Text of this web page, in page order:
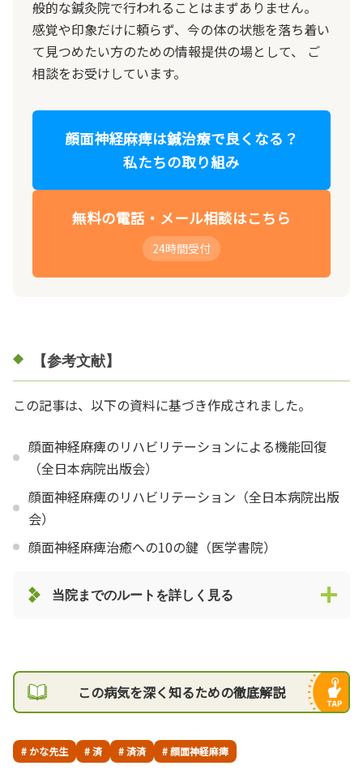
般的な鍼灸院で行われることはまずありません。
感覚や印象だけに頼らず、今の体の状態を落ち着い
て見つめたい方のための情報提供の場として、 ご
相談をお受けしています。
顔面神経麻痺は鍼治療で良くなる？
私たちの取り組み
無料の電話・メール相談はこちら
24時間受付
【参考文献】
この記事は、以下の資料に基づき作成されました。
顔面神経麻痺のリハビリテーションによる機能回復
（全日本病院出版会）
顔面神経麻痺のリハビリテーション（全日本病院出版
会）
顔面神経麻痺治癒への10の鍵（医学書院）
当院までのルートを詳しく見る
この病気を深く知るための徹底解説
# かな先生 # 済 # 済済 # 顔面神経麻痺